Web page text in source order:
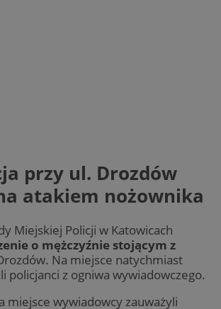
przy ul. Drozdów
atakiem nożownika
Miejskiej Policji w Katowicach
o mężczyźnie stojącym z
Na miejsce natychmiast
policjanci z ogniwa wywiadowczego.
miejsce wywiadowcy zauważyli